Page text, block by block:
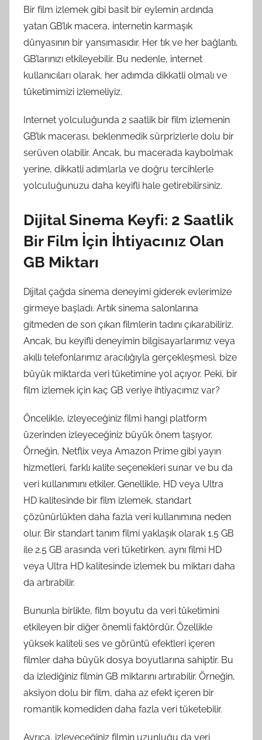
Bir film izlemek gibi basit bir eylemin ardında
yatan GB’lık macera, internetin karmaşık
dünyasının bir yansımasıdır. Her tık ve her bağlantı,
GB’larınızı etkileyebilir. Bu nedenle, internet
kullanıcıları olarak, her adımda dikkatli olmalı ve
tüketimimizi izlemeliyiz.
Internet yolculuğunda 2 saatlik bir film izlemenin
GB’lık macerası, beklenmedik sürprizlerle dolu bir
serüven olabilir. Ancak, bu macerada kaybolmak
yerine, dikkatli adımlarla ve doğru tercihlerle
yolculuğunuzu daha keyifli hale getirebilirsiniz.
Dijital Sinema Keyfi: 2 Saatlik
Bir Film İçin İhtiyacınız Olan
GB Miktarı
Dijital çağda sinema deneyimi giderek evlerimize
girmeye başladı. Artık sinema salonlarına
gitmeden de son çıkan filmlerin tadını çıkarabiliriz.
Ancak, bu keyifli deneyimin bilgisayarlarımız veya
akıllı telefonlarımız aracılığıyla gerçekleşmesi, bize
büyük miktarda veri tüketimine yol açıyor. Peki, bir
film izlemek için kaç GB veriye ihtiyacımız var?
Öncelikle, izleyeceğiniz filmi hangi platform
üzerinden izleyeceğiniz büyük önem taşıyor.
Örneğin, Netflix veya Amazon Prime gibi yayın
hizmetleri, farklı kalite seçenekleri sunar ve bu da
veri kullanımını etkiler. Genellikle, HD veya Ultra
HD kalitesinde bir film izlemek, standart
çözünürlükten daha fazla veri kullanımına neden
olur. Bir standart tanım filmi yaklaşık olarak 1.5 GB
ile 2.5 GB arasında veri tüketirken, aynı filmi HD
veya Ultra HD kalitesinde izlemek bu miktarı daha
da artırabilir.
Bununla birlikte, film boyutu da veri tüketimini
etkileyen bir diğer önemli faktördür. Özellikle
yüksek kaliteli ses ve görüntü efektleri içeren
filmler daha büyük dosya boyutlarına sahiptir. Bu
da izlediğiniz filmin GB miktarını artırabilir. Örneğin,
aksiyon dolu bir film, daha az efekt içeren bir
romantik komediden daha fazla veri tüketebilir.
Ayrıca, izleyeceğiniz filmin uzunluğu da veri